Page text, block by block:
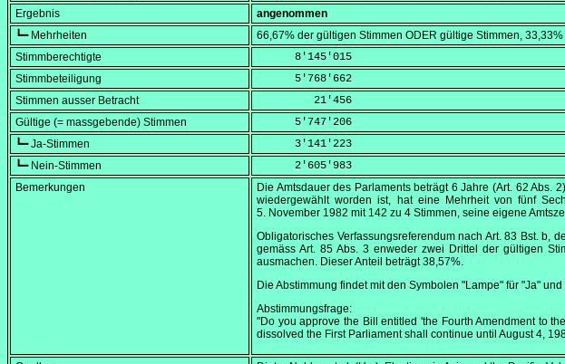
Ergebnis
angenommen
┗━ Mehrheiten
66,67% der gültigen Stimmen ODER gültige Stimmen,
Stimmberechtigte
      8'145'015
Stimmbeteiligung
      5'768'662
Stimmen ausser Betracht
         21'456
Gültige (= massgebende) Stimmen
      5'747'206
┗━ Ja-Stimmen
      3'141'223
┗━ Nein-Stimmen
      2'605'983
Bemerkungen
Die Amtsdauer des Parlaments beträgt 6 Jahre (Art. 62 Abs.
wiedergewählt worden ist, hat eine Mehrheit von fünf
5. November 1982 mit 142 zu 4 Stimmen, seine eigene
Obligatorisches Verfassungsreferendum nach Art. 83 Bst. b,
gemäss Art. 85 Abs. 3 enweder zwei Drittel der gültigen
ausmachen. Dieser Anteil beträgt 38,57%.
Die Abstimmung findet mit den Symbolen "Lampe" für "Ja" und
Abstimmungsfrage:
"Do you approve the Bill entitled 'the Fourth Amendment to
dissolved the First Parliament shall continue until August 4,